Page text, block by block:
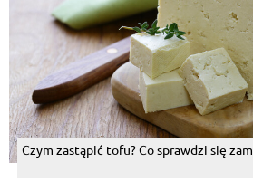
Czym zastąpić tofu? Co sprawdzi się